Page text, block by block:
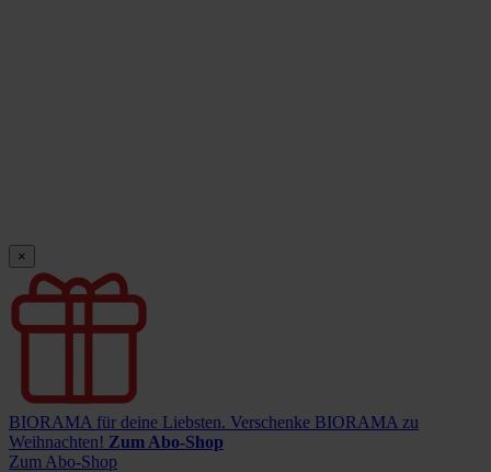
×
BIORAMA für deine Liebsten. Verschenke BIORAMA zu
Weihnachten! Zum Abo-Shop
Zum Abo-Shop